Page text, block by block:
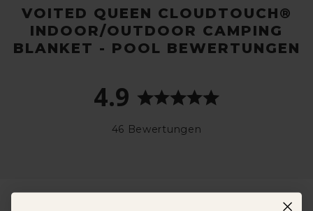
VOITED QUEEN CLOUDTOUCH®
INDOOR/OUTDOOR CAMPING
BLANKET - POOL BEWERTUNGEN
4.9
46 Bewertungen